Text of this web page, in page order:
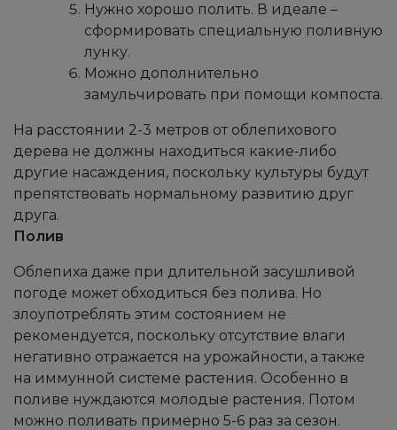
Нужно хорошо полить. В идеале –
сформировать специальную поливную
лунку.
Можно дополнительно
замульчировать при помощи компоста.
На расстоянии 2-3 метров от облепихового
дерева не должны находиться какие-либо
другие насаждения, поскольку культуры будут
препятствовать нормальному развитию друг
друга.
Полив
Облепиха даже при длительной засушливой
погоде может обходиться без полива. Но
злоупотреблять этим состоянием не
рекомендуется, поскольку отсутствие влаги
негативно отражается на урожайности, а также
на иммунной системе растения. Особенно в
поливе нуждаются молодые растения. Потом
можно поливать примерно 5-6 раз за сезон.